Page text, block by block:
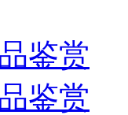
鉴赏
鉴赏